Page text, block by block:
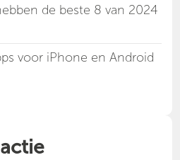
de beste 8 van 2024
voor iPhone en Android